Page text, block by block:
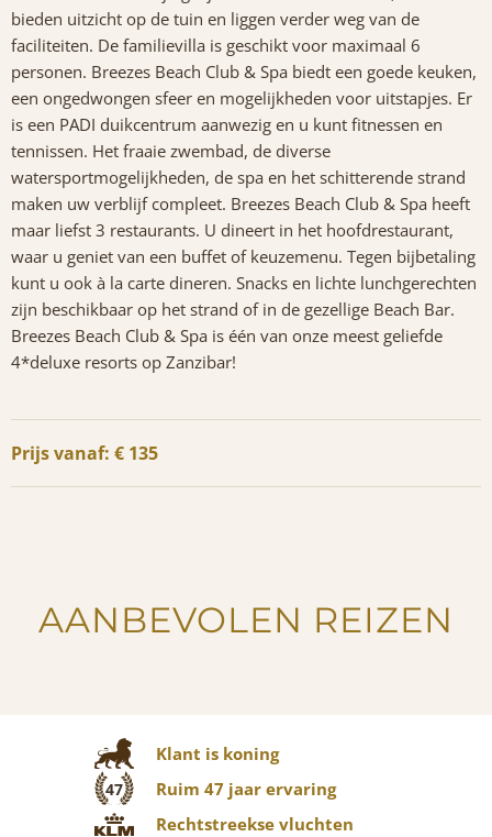
bieden uitzicht op de tuin en liggen verder weg van de
faciliteiten. De familievilla is geschikt voor maximaal 6
personen. Breezes Beach Club & Spa biedt een goede keuken,
een ongedwongen sfeer en mogelijkheden voor uitstapjes. Er
is een PADI duikcentrum aanwezig en u kunt fitnessen en
tennissen. Het fraaie zwembad, de diverse
watersportmogelijkheden, de spa en het schitterende strand
maken uw verblijf compleet. Breezes Beach Club & Spa heeft
maar liefst 3 restaurants. U dineert in het hoofdrestaurant,
waar u geniet van een buffet of keuzemenu. Tegen bijbetaling
kunt u ook à la carte dineren. Snacks en lichte lunchgerechten
zijn beschikbaar op het strand of in de gezellige Beach Bar.
Breezes Beach Club & Spa is één van onze meest geliefde
4*deluxe resorts op Zanzibar!
Prijs vanaf: € 135
AANBEVOLEN REIZEN
Klant is koning
47
Ruim 47 jaar ervaring
Rechtstreekse vluchten